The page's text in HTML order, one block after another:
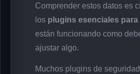
Comprender estos datos es
los plugins esenciales
están funcionando como
ajustar algo.
Muchos plugins de